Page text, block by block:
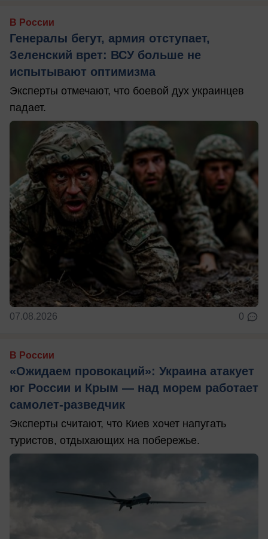
В России
Генералы бегут, армия отступает,
Зеленский врет: ВСУ больше не
испытывают оптимизма
Эксперты отмечают, что боевой дух украинцев
падает.
07.08.2026 0
В России
«Ожидаем провокаций»: Украина атакует
юг России и Крым — над морем работает
самолет-разведчик
Эксперты считают, что Киев хочет напугать
туристов, отдыхающих на побережье.